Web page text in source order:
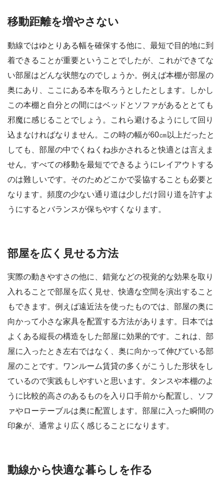
移動距離を増やさない
動線ではゆとりある幅を確保する他に、最短で目的地に到
着できることが重要ということでしたが、これができてな
い部屋はどんな状態なのでしょうか。例えば本棚が部屋の
奥にあり、ここにある本を取ろうとしたとします。しかし
この本棚と自分との間にはベッドとソファがあるととても
邪魔に感じることでしょう。これら避けるようにして回り
込まなければなりません。この時の幅が60㎝以上だったと
しても、部屋の中でくねくね歩かされると快適とは言えま
せん。すべての移動を最短でできるようにレイアウトする
のは難しいです。そのためどこかで妥協することも必要と
なります。頻度の少ない通り道は少しだけ回り道を許すよ
うにするとバランスが保ちやすくなります。
部屋を広く見せる方法
実際の動きやすさの他に、錯覚などの視覚的な効果を取り
入れることで部屋を広く見せ、快適な空間を演出すること
もできます。例えば遠近法を使ったものでは、部屋の奥に
向かって小さな家具を配置する方法があります。日本では
よくある縦長の構造をした部屋に効果的です。これは、部
屋に入ったとき左右ではなく、奥に向かって伸びている部
屋のことです。ワンルーム賃貸の多くがこうした形状をし
ているので実践もしやすいと思います。タンスや本棚のよ
うに比較的高さのあるものを入り口手前から配置し、ソフ
ァやローテーブルは奥に配置します。部屋に入った瞬間の
印象が、通常より広く感じることになります。
動線から快適な暮らしを作る